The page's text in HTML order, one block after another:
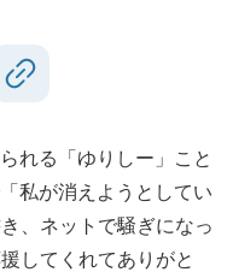
れる「ゆりしー」こと
私が消えようとしてい
、ネットで騒ぎになっ
してくれてありがと